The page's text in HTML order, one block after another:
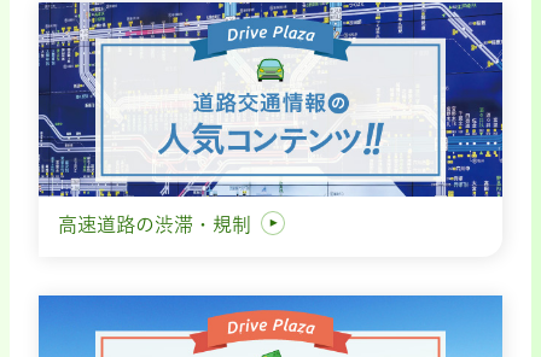
高速道路の渋滞・規制